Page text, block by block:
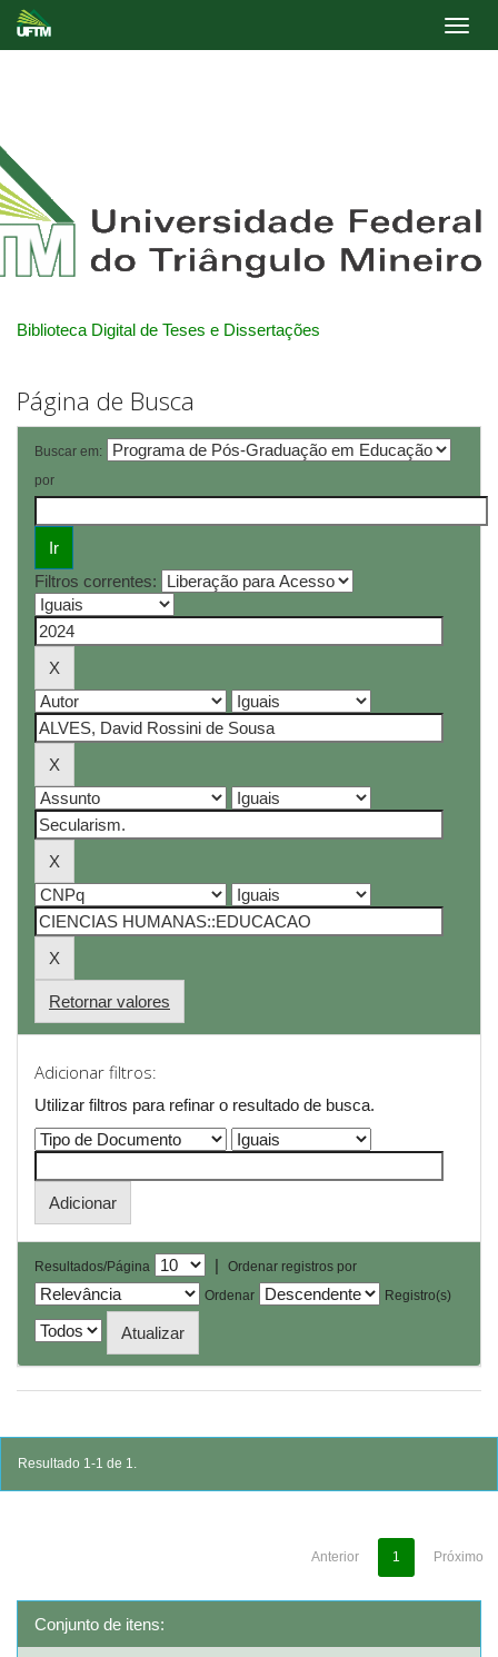
Biblioteca Digital de Teses e Dissertações
Página de Busca
Buscar em:
por
Filtros correntes:
Retornar valores
Adicionar filtros:
Utilizar filtros para refinar o resultado de busca.
Resultados/Página |
Ordenar registros por
Ordenar
Registro(s)
Resultado 1-1 de 1.
Anterior 1 Próximo
Conjunto de itens: